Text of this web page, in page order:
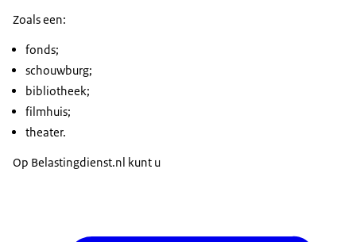
Zoals een:
fonds;
schouwburg;
bibliotheek;
filmhuis;
theater.
Op Belastingdienst.nl kunt u